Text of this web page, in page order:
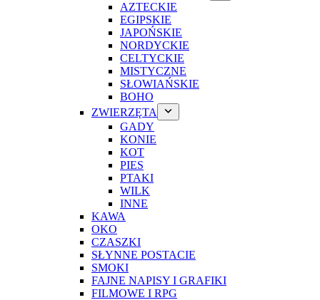
AZTECKIE
EGIPSKIE
JAPOŃSKIE
NORDYCKIE
CELTYCKIE
MISTYCZNE
SŁOWIAŃSKIE
BOHO
ZWIERZĘTA
GADY
KONIE
KOT
PIES
PTAKI
WILK
INNE
KAWA
OKO
CZASZKI
SŁYNNE POSTACIE
SMOKI
FAJNE NAPISY I GRAFIKI
FILMOWE I RPG